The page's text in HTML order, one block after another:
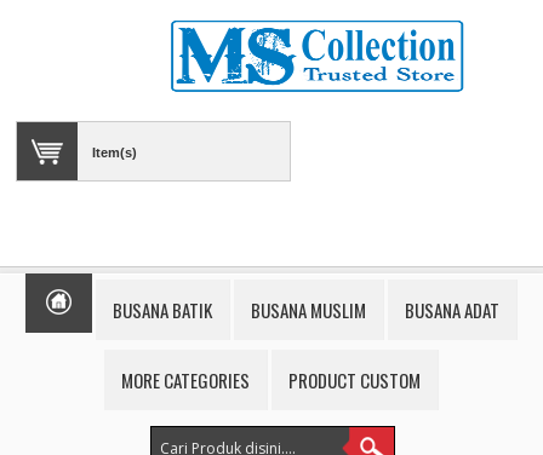
Item(s)
BUSANA BATIK BUSANA MUSLIM BUSANA ADAT
MORE CATEGORIES PRODUCT CUSTOM